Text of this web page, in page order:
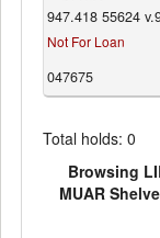
947.418 55624
Not For Loan
047675
Total holds: 0
Browsing
MUAR